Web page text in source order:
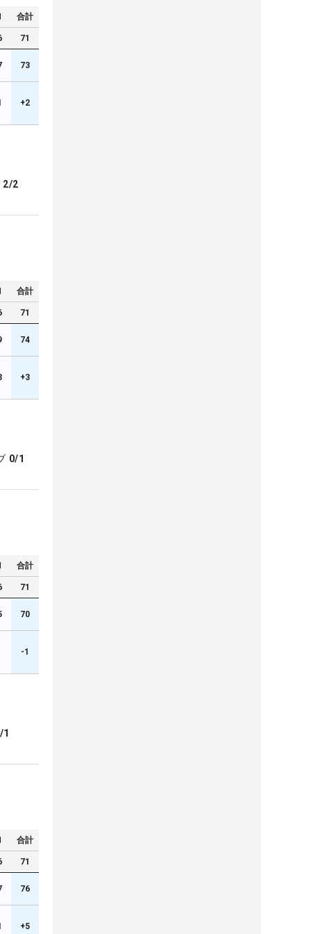
合計
71
73
+2
2/2
合計
71
74
+3
0/1
合計
71
70
-1
1
合計
71
76
+5